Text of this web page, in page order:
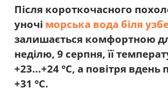
Після короткочасного
уночі морська вода біля
залишається комфортною
неділю, 9 серпня, її
+23...+24 °C, а повітря вдень
+31 °C.